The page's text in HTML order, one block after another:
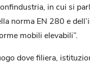
in cui si
norma EN 280 e
mobili elevabili”.
dove filiera,